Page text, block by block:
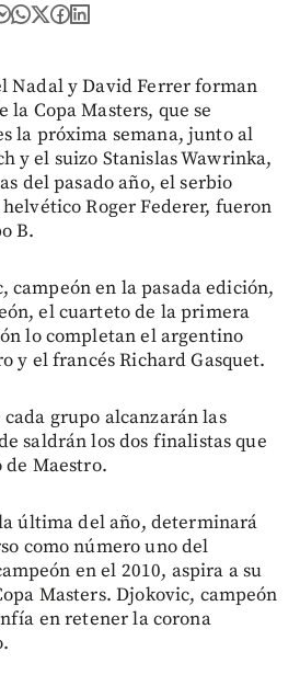
Nadal y David Ferrer forman
la Copa Masters, que se
la próxima semana, junto al
y el suizo Stanislas Wawrinka,
del pasado año, el serbio
Roger Federer, fueron
B.
campeón en la pasada edición,
el cuarteto de la primera
lo completan el argentino
y el francés Richard Gasquet.
grupo alcanzarán las
saldrán los dos finalistas que
Maestro.
última del año, determinará
como número uno del
en el 2010, aspira a su
Masters. Djokovic, campeón
en retener la corona